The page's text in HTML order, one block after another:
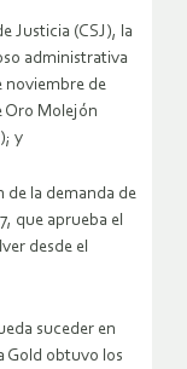
Justicia (CSJ), la
administrativa
noviembre de
Oro Molejón
y
la demanda de
que aprueba el
desde el
suceder en
Gold obtuvo los